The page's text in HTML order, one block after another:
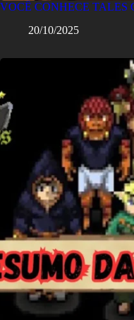
VOCÊ CONHECE TALES
20/10/2025